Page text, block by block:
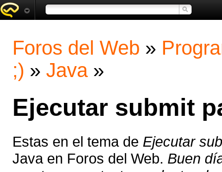
Foros del Web »
;) » Java »
Ejecutar submit
Estas en el tema de Ejecutar
Java en Foros del Web. Buen